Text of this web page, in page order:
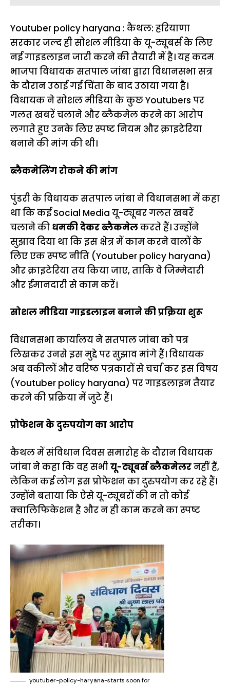
Youtuber policy haryana : कैथल: हरियाणा
सरकार जल्द ही सोशल मीडिया के यू-ट्यूबर्स के लिए
नई गाइडलाइन जारी करने की तैयारी में है। यह कदम
भाजपा विधायक सतपाल जांबा द्वारा विधानसभा सत्र
के दौरान उठाई गई चिंता के बाद उठाया गया है।
विधायक ने सोशल मीडिया के कुछ Youtubers पर
गलत खबरें चलाने और ब्लैकमेल करने का आरोप
लगाते हुए उनके लिए स्पष्ट नियम और क्राइटेरिया
बनाने की मांग की थी।
ब्लैकमेलिंग रोकने की मांग
पुंडरी के विधायक सतपाल जांबा ने विधानसभा में कहा
था कि कई Social Media यू-ट्यूबर गलत खबरें
चलाने की धमकी देकर ब्लैकमेलकरते हैं। उन्होंने
सुझाव दिया था कि इस क्षेत्र में काम करने वालों के
लिए एक स्पष्ट नीति (Youtuber policy haryana)
और क्राइटेरिया तय किया जाए, ताकि वे जिम्मेदारी
और ईमानदारी से काम करें।
सोशल मीडिया गाइडलाइन बनाने की प्रक्रिया शुरू
विधानसभा कार्यालय ने सतपाल जांबा को पत्र
लिखकर उनसे इस मुद्दे पर सुझाव मांगे हैं। विधायक
अब वकीलों और वरिष्ठ पत्रकारों से चर्चा कर इस विषय
(Youtuber policy haryana) पर गाइडलाइन तैयार
करने की प्रक्रिया में जुटे हैं।
प्रोफेशन के दुरुपयोग का आरोप
कैथल में संविधान दिवस समारोह के दौरान विधायक
जांबा ने कहा कि वह सभीयू-ट्यूबर्स ब्लैकमेलरनहीं हैं,
लेकिन कई लोग इस प्रोफेशन का दुरुपयोग कर रहे हैं।
उन्होंने बताया कि ऐसे यू-ट्यूबरों की न तो कोई
क्वालिफिकेशन है और न ही काम करने का स्पष्ट
तरीका।
youtuber-policy-haryana-starts soon for